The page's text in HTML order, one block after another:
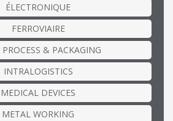
ÉLECTRONIQUE
FERROVIAIRE
& PACKAGING
INTRALOGISTICS
MEDICAL DEVICES
METAL WORKING